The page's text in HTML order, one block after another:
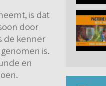
is dat
door
de kenner
is.
en